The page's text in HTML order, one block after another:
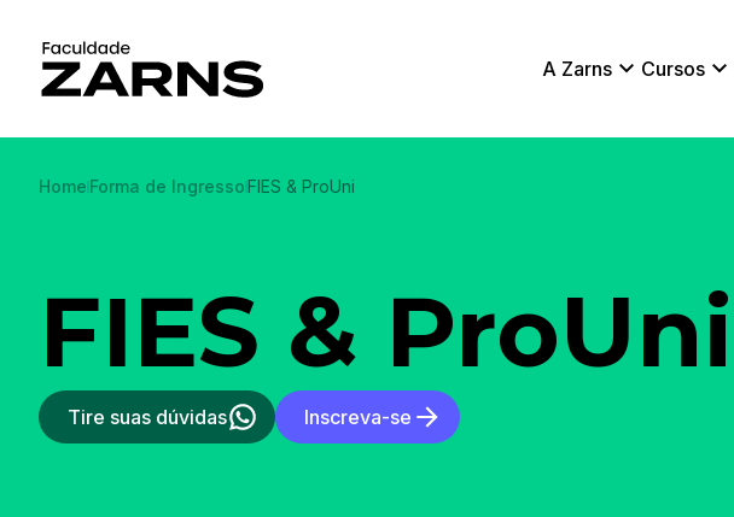
A Zarns Cursos
Home Forma de IngressoFIES & ProUni
FIES & ProUni
Tire suas dúvidas Inscreva-se